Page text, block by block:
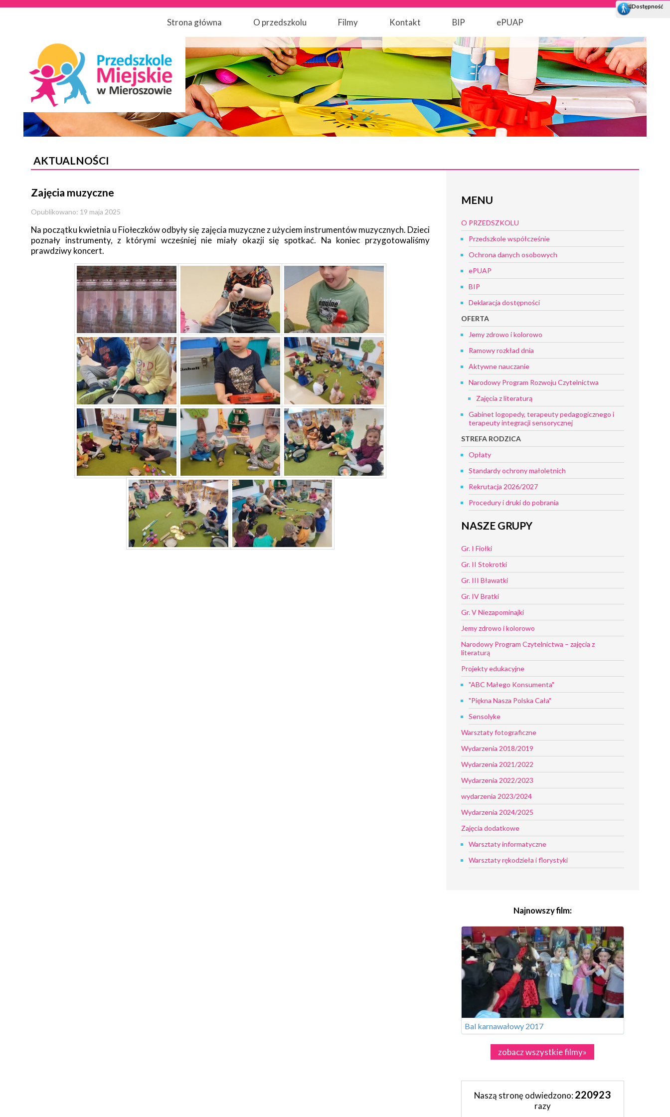
Strona główna O przedszkolu Filmy Kontakt BIP ePUAP
AKTUALNOŚCI
MENU
O PRZEDSZKOLU
Przedszkole współcześnie
Ochrona danych osobowych
ePUAP
BIP
Deklaracja dostępności
OFERTA
Jemy zdrowo i kolorowo
Ramowy rozkład dnia
Aktywne nauczanie
Narodowy Program Rozwoju Czytelnictwa
Zajęcia z literaturą
Gabinet logopedy, terapeuty pedagogicznego i
terapeuty integracji sensorycznej
STREFA RODZICA
Opłaty
Standardy ochrony małoletnich
Rekrutacja 2026/2027
Procedury i druki do pobrania
NASZE GRUPY
Gr. I Fiołki
Gr. II Stokrotki
Gr. III Bławatki
Gr. IV Bratki
Gr. V Niezapominajki
Jemy zdrowo i kolorowo
Narodowy Program Czytelnictwa – zajęcia z
literaturą
Projekty edukacyjne
"ABC Małego Konsumenta"
"Piękna Nasza Polska Cała"
Sensolyke
Warsztaty fotograficzne
Wydarzenia 2018/2019
Wydarzenia 2021/2022
Wydarzenia 2022/2023
wydarzenia 2023/2024
Wydarzenia 2024/2025
Zajęcia dodatkowe
Warsztaty informatyczne
Warsztaty rękodzieła i florystyki
Najnowszy film:
Bal karnawałowy 2017
zobacz wszystkie filmy»
Naszą stronę odwiedzono: 220923
razy
Zajęcia muzyczne
Opublikowano: 19 maja 2025
Na początku kwietnia u Fiołeczków odbyły się zajęcia muzyczne z użyciem instrumentów muzycznych. Dzieci
poznały instrumenty, z którymi wcześniej nie miały okazji się spotkać. Na koniec przygotowaliśmy
prawdziwy koncert.